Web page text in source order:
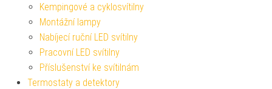
Kempingové a cyklosvítilny
Montážní lampy
Nabíjecí ruční LED svítilny
Pracovní LED svítilny
Příslušenství ke svítilnám
Termostaty a detektory